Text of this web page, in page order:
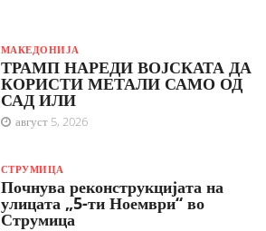
МАКЕДОНИЈА
ТРАМП НАРЕДИ ВОЈСКАТА ДА
КОРИСТИ МЕТАЛИ САМО ОД
САД ИЛИ
август 5, 2026
СТРУМИЦА
Почнува реконструкцијата на
улицата „5-ти Ноември“ во
Струмица